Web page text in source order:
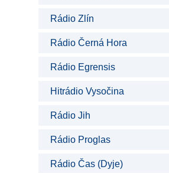
Rádio Zlín
Rádio Černá Hora
Rádio Egrensis
Hitrádio Vysočina
Rádio Jih
Rádio Proglas
Rádio Čas (Dyje)